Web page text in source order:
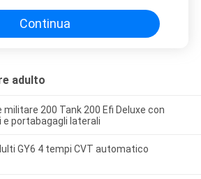
Continua
adulto
200 Tank 200 Efi Deluxe con
portabagagli laterali
GY6 4 tempi CVT automatico